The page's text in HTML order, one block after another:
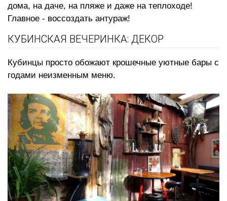
дома, на даче, на пляже и даже на теплоходе!
Главное - воссоздать антураж!
КУБИНСКАЯ ВЕЧЕРИНКА: ДЕКОР
Кубинцы просто обожают крошечные уютные бары с
годами неизменным меню.